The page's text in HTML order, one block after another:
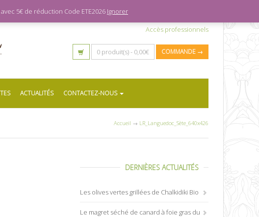
Accès professionnels
0 produit(s) - 0,00€ COMMANDE →
ACTUALITÉS CONTACTEZ-NOUS
Accueil → LR_Languedoc_Sète_640x426
DERNIÈRES ACTUALITÉS
Les olives vertes grillées de Chalkidiki Bio
Le magret séché de canard à foie gras du
5€ de réduction Code ETE2026 Ignorer